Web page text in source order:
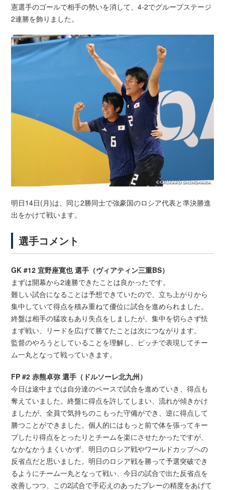
憲選手のゴールで相手の勢いを消して、4-2でグループステージ
2連勝を飾りました。
明日14日(月)は、同じ2勝同士で強豪国のロシア代表と準決勝進
出をかけて戦います。
選手コメント
GK #12 宜野座寛也 選手（ヴィアティン三重BS）
まずは開幕から2連勝できたことは良かったです。
難しい試合になることは予想できていたので、立ち上がりから
集中していて得点を積み重ねて優位に試合を進められました。
終盤は相手の猛攻もあり失点をしましたが、集中を切らさず怯
まず戦い、リードを広げて勝てたことは次につながります。
監督のやろうとしていることを理解し、ピッチで表現してチー
ム一丸となって戦っていきます。
FP #2 赤熊卓弥 選手（ドルソーレ北九州）
今日は途中までは自分達のペースで試合を進めていき、得点も
奪えていました。終盤に得点を許してしまい、流れが傾きかけ
ましたが、全員で気持ちのこもった守備ができ、逆に得点して
勝つことができました。個人的にはもっと前で体を張ってキー
プしたり得点をとったりとチームを楽にさせたかったですが、
なかなかうまくいかず、明日のロシア戦やワールドカップへの
反省点だと思いました。明日のロシア戦を勝って予選突破でき
るようにチーム一丸となって戦い、今日の試合で出た反省点を
改善しつつ、この2試合で手応えのあったプレーの精度をあげて